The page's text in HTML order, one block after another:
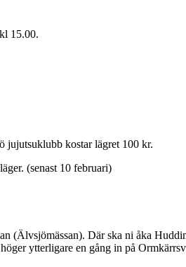
15.00.
kostar lägret 100 kr.
(senast 10 februari)
(Älvsjömässan). Där ska ni åka
ytterligare en gång in på